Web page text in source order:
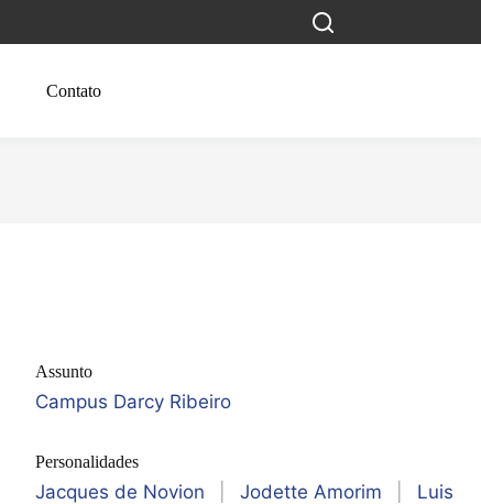
Contato
Assunto
Campus Darcy Ribeiro
Personalidades
Jacques de Novion Jodette Amorim
Luis